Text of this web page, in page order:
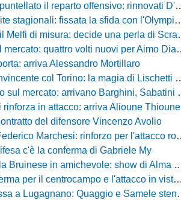
il reparto offensivo: rinnovati D'Aquila e Di Caccamo
la sfida con l'Olympia Thyrus tra lavoro di campo e incroci amarcord
di misura: decide una perla di Scravaglieri in avvio
volti nuovi per Aimo Diana tra prestiti e acquisti a titolo definitivo
arriva Alessandro Mortillaro
Torino: la magia di Lischetti non basta, Abate passa 3-1
mercato: arrivano Barghini, Sabatini e Sgrò
rinforza in attacco: arriva Alioune Thioune
del difensore Vincenzo Avolio
Marchesi: rinforzo per l'attacco rossonero
c'è la conferma di Gabriele My
in amichevole: show di Alma con una cinquina
e l'attacco in vista della prossima Eccellenza
Quaggio e Samele stendono il Piacenza nel test estivo